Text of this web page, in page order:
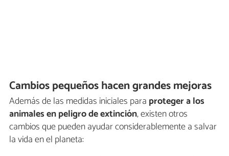
Cambios pequeños hacen grandes mejoras
Además de las medidas iniciales para proteger a los
animales en peligro de extinción, existen otros
cambios que pueden ayudar considerablemente a salvar
la vida en el planeta: